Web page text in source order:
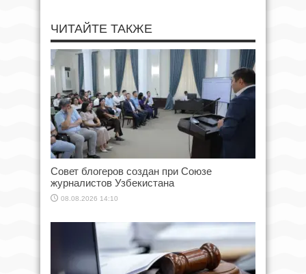
ЧИТАЙТЕ ТАКЖЕ
Совет блогеров создан при Союзе
журналистов Узбекистана
08.08.2026 14:10